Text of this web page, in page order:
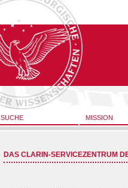
SUCHE MISSION
DAS CLARIN-SERVICEZENTRUM